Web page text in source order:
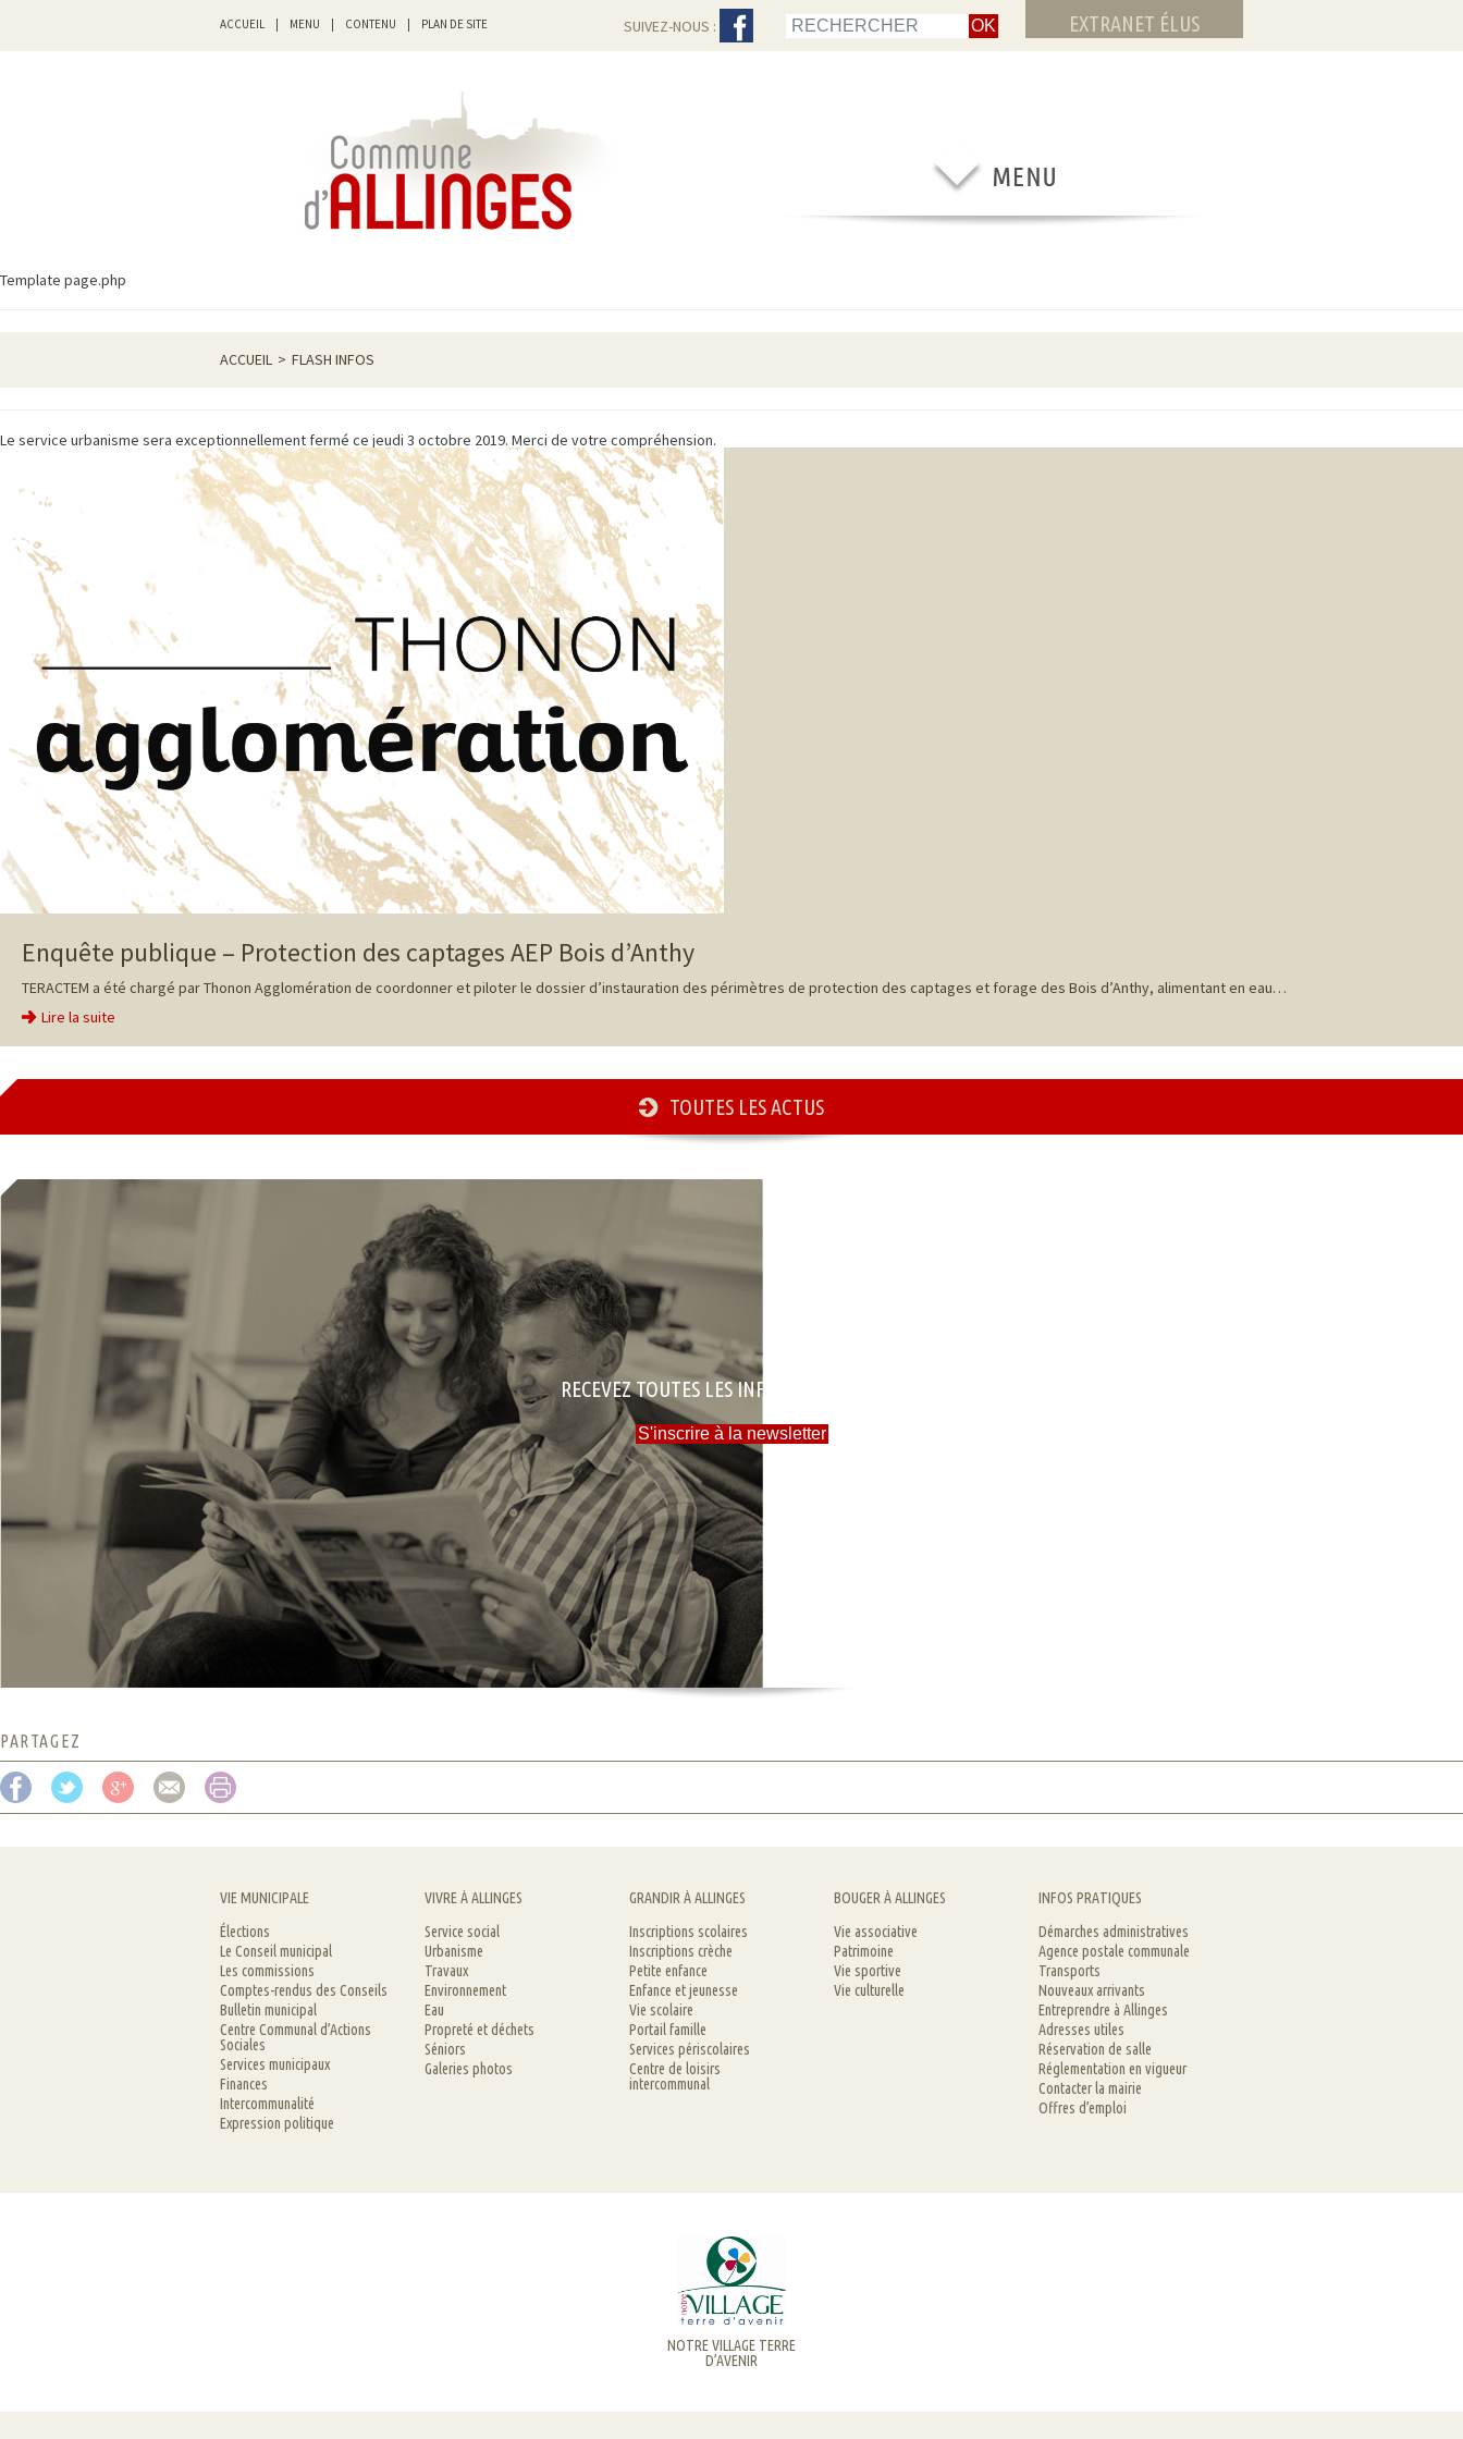
ACCUEIL MENU CONTENU PLAN DE SITE EXTRANET ÉLUS
SUIVEZ-NOUS :
Template page.php
ACCUEIL > FLASH INFOS
Le service urbanisme sera exceptionnellement fermé ce jeudi 3 octobre 2019. Merci de votre compréhension.
Enquête publique – Protection des captages AEP Bois d’Anthy
TERACTEM a été chargé par Thonon Agglomération de coordonner et piloter le dossier d’instauration des périmètres de protection des captages et forage des Bois d’Anthy, alimentant en eau…
Lire la suite
TOUTES LES ACTUS
RECEVEZ TOUTES LES INFOS DE LA MAIRIE
S'inscrire à la newsletter
PARTAGEZ
VIE MUNICIPALE
Élections
Le Conseil municipal
Les commissions
Comptes-rendus des Conseils
Bulletin municipal
Centre Communal d’Actions
Sociales
Services municipaux
Finances
Intercommunalité
Expression politique
VIVRE À ALLINGES
Service social
Urbanisme
Travaux
Environnement
Eau
Propreté et déchets
Séniors
Galeries photos
GRANDIR À ALLINGES
Inscriptions scolaires
Inscriptions crèche
Petite enfance
Enfance et jeunesse
Vie scolaire
Portail famille
Services périscolaires
Centre de loisirs
intercommunal
BOUGER À ALLINGES
Vie associative
Patrimoine
Vie sportive
Vie culturelle
INFOS PRATIQUES
Démarches administratives
Agence postale communale
Transports
Nouveaux arrivants
Entreprendre à Allinges
Adresses utiles
Réservation de salle
Réglementation en vigueur
Contacter la mairie
Offres d’emploi
NOTRE VILLAGE TERRE
D’AVENIR